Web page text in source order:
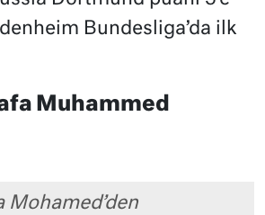
Bundesliga’da ilk
Muhammed
Mohamed’den